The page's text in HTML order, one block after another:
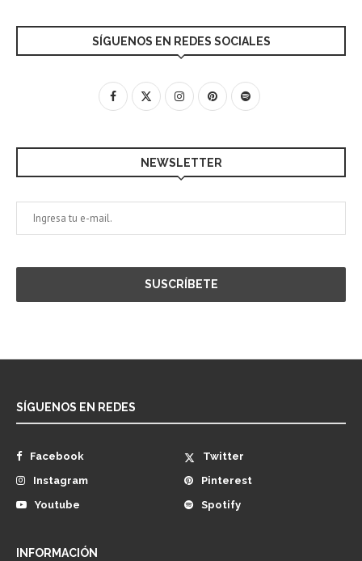
SÍGUENOS EN REDES SOCIALES
NEWSLETTER
SÍGUENOS EN REDES
Facebook
Twitter
Instagram
Pinterest
Youtube
Spotify
INFORMACIÓN